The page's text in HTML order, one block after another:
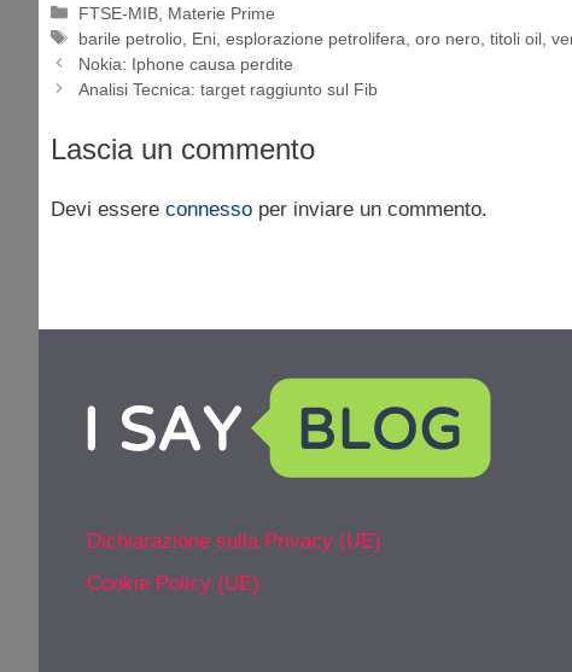
Categorie
FTSE-MIB Materie Prime
Tag
barile petrolio Eni ,esplorazione petrolifera ,oro nero ,titoli oil ,
Nokia: Iphone causa perdite
Analisi Tecnica: target raggiunto sul Fib
Lascia un commento
Devi essere connesso per inviare un commento.
Dichiarazione sulla Privacy (UE)
Cookie Policy (UE)